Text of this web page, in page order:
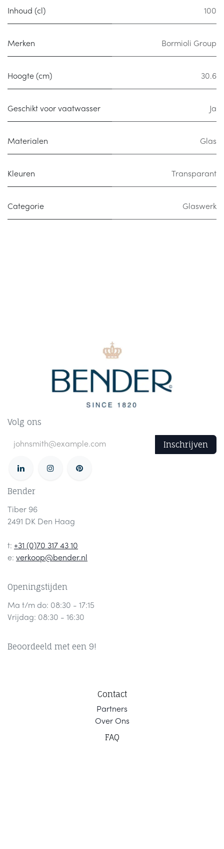
Inhoud (cl) 100
Merken Bormioli Group
Hoogte (cm) 30.6
Geschikt voor vaatwasser Ja
Materialen Glas
Kleuren Transparant
Categorie Glaswerk
Volg ons
Inschrijven
Bender
Tiber 96
2491 DK Den Haag
t: +31 (0)70 317 43 10
e: verkoop@bender.nl
Openingstijden
Ma t/m do: 08:30 - 17:15
Vrijdag: 08:30 - 16:30
Beoordeeld met een 9!
Contact
Partners
Over Ons
FAQ